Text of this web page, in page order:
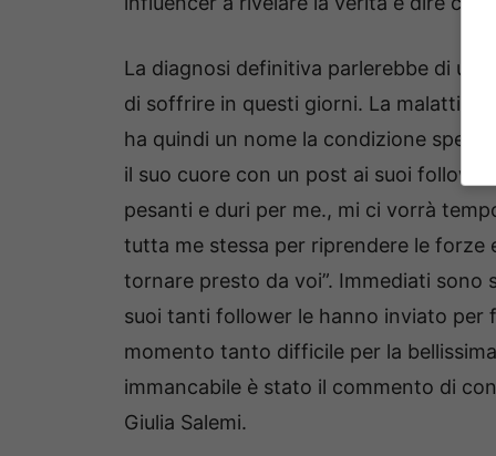
La diagnosi definitiva parlerebbe di
di soffrire in questi giorni. La malattia si
ha quindi un nome la condizione
il suo cuore con un post ai suoi
pesanti e duri per me., mi ci vorrà
tutta me stessa per riprendere le forze
tornare presto da voi”. Immediati
suoi tanti follower le hanno inviato per
momento tanto difficile per la
immancabile è stato il commento di
Giulia Salemi.